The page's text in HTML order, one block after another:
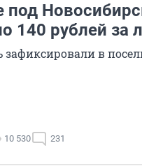
под
140 рублей за
в
10 530 231